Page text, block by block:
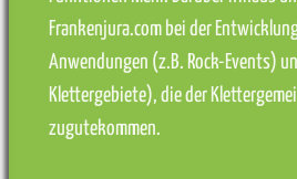
Frankenjura.com bei der
Anwendungen (z.B. Rock-Events)
Klettergebiete), die der
zugutekommen.